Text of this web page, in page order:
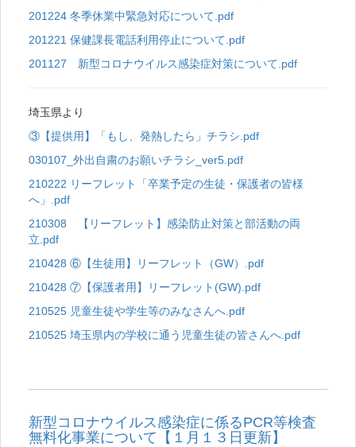
201224 冬季休業中緊急対応について.pdf
201221 保健課長電話利用停止について.pdf
201127 新型コロナウイルス感染症対策について.pdf
埼玉県より
③【提供用】「もし、発熱したら」チラシ.pdf
030107_外出自粛のお願いチラシ_ver5.pdf
210222 リーフレット「卒業予定の生徒・保護者の皆様
へ」.pdf
210308 【リーフレット】感染防止対策と部活動の両
立.pdf
210428 ⑥【生徒用】リーフレット（GW）.pdf
210428 ⑦【保護者用】リーフレット(GW).pdf
210525 児童生徒や学生等のみなさんへ.pdf
210525 埼玉県内の学校に通う児童生徒の皆さんへ.pdf
新型コロナウイルス感染症に係るPCR等検査
無料化事業について【１月１３日更新】